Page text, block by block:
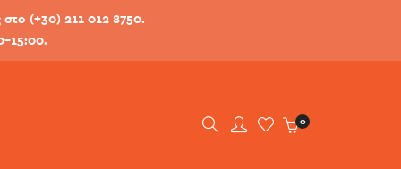
στο (+30) 211 012 8750.
15:00.
0